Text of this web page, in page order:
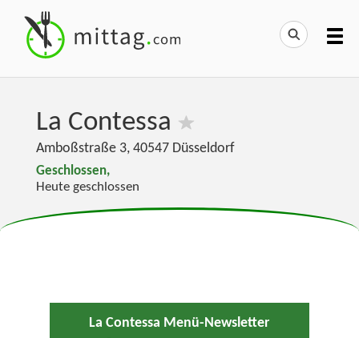
La Contessa
Amboßstraße 3, 40547 Düsseldorf
Geschlossen,
Heute geschlossen
La Contessa Menü-Newsletter